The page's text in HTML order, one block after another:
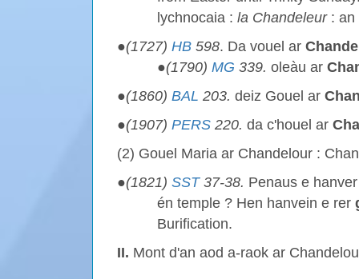
lychnocaia : la Chandeleur : an
●(1727) HB 598. Da vouel ar
●(1790) MG 339. oleàu ar
●(1860) BAL 203. deiz Gouel ar
●(1907) PERS 220. da c'houel ar
(2) Gouel Maria ar Chandelour :
●(1821) SST37-38. Penaus e
én temple ? Hen hanvein e rer
Burification.
II. Mont d'an aod a-raok ar